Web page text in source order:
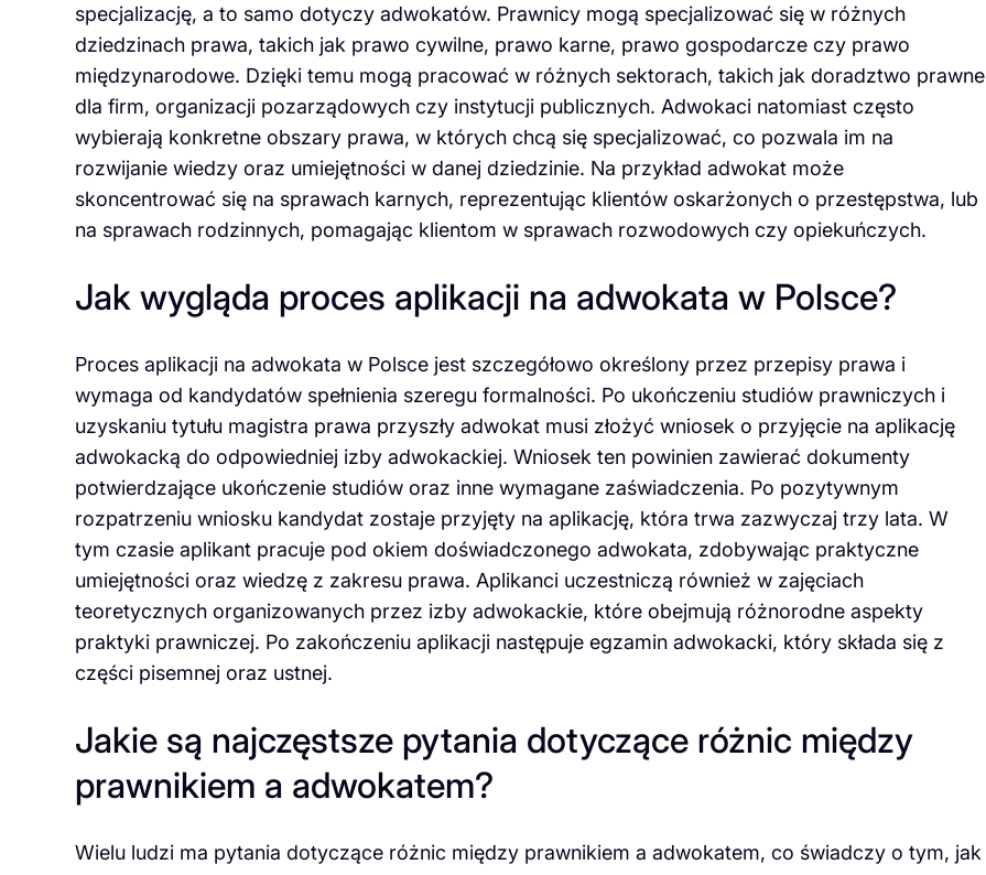
specjalizację, a to samo dotyczy adwokatów. Prawnicy mogą specjalizować się w różnych
dziedzinach prawa, takich jak prawo cywilne, prawo karne, prawo gospodarcze czy prawo
międzynarodowe. Dzięki temu mogą pracować w różnych sektorach, takich jak doradztwo prawne
dla firm, organizacji pozarządowych czy instytucji publicznych. Adwokaci natomiast często
wybierają konkretne obszary prawa, w których chcą się specjalizować, co pozwala im na
rozwijanie wiedzy oraz umiejętności w danej dziedzinie. Na przykład adwokat może
skoncentrować się na sprawach karnych, reprezentując klientów oskarżonych o przestępstwa, lub
na sprawach rodzinnych, pomagając klientom w sprawach rozwodowych czy opiekuńczych.
Jak wygląda proces aplikacji na adwokata w Polsce?
Proces aplikacji na adwokata w Polsce jest szczegółowo określony przez przepisy prawa i
wymaga od kandydatów spełnienia szeregu formalności. Po ukończeniu studiów prawniczych i
uzyskaniu tytułu magistra prawa przyszły adwokat musi złożyć wniosek o przyjęcie na aplikację
adwokacką do odpowiedniej izby adwokackiej. Wniosek ten powinien zawierać dokumenty
potwierdzające ukończenie studiów oraz inne wymagane zaświadczenia. Po pozytywnym
rozpatrzeniu wniosku kandydat zostaje przyjęty na aplikację, która trwa zazwyczaj trzy lata. W
tym czasie aplikant pracuje pod okiem doświadczonego adwokata, zdobywając praktyczne
umiejętności oraz wiedzę z zakresu prawa. Aplikanci uczestniczą również w zajęciach
teoretycznych organizowanych przez izby adwokackie, które obejmują różnorodne aspekty
praktyki prawniczej. Po zakończeniu aplikacji następuje egzamin adwokacki, który składa się z
części pisemnej oraz ustnej.
Jakie są najczęstsze pytania dotyczące różnic między
prawnikiem a adwokatem?
Wielu ludzi ma pytania dotyczące różnic między prawnikiem a adwokatem, co świadczy o tym, jak